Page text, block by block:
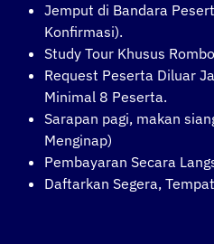
Jemput di Bandara
Konfirmasi).
Study Tour Khusus
Request Peserta Diluar
Minimal 8 Peserta.
Sarapan pagi, makan
Menginap)
Pembayaran Secara
Daftarkan Segera,